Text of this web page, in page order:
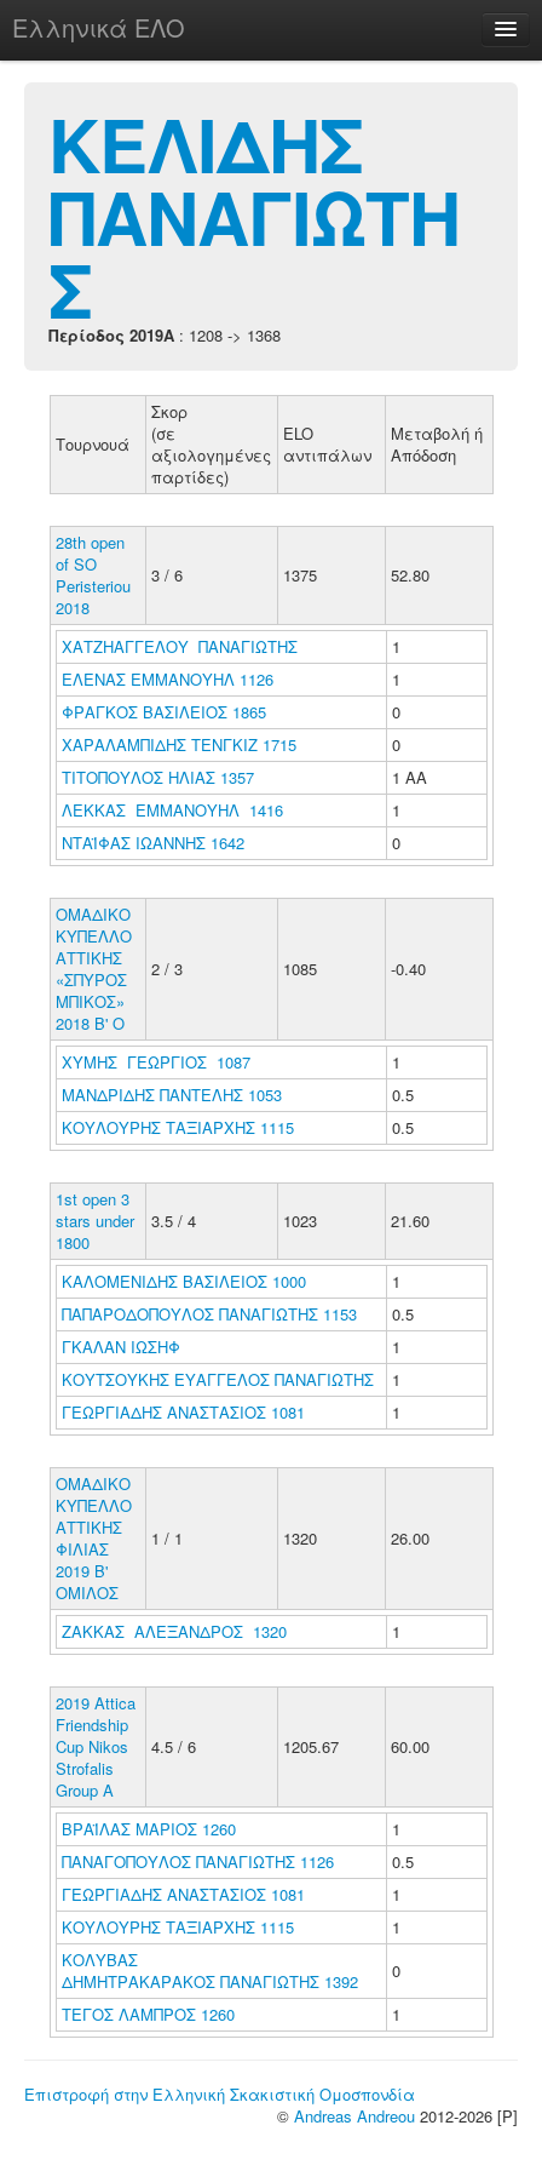
Ελληνικά ΕΛΟ
chesstu.be @ discord
Login
ΚΕΛΙΔΗΣ
ΠΑΝΑΓΙΩΤΗ
Σ
Περίοδος 2019A : 1208 -> 1368
Τουρνουά
Σκορ
(σε
αξιολογημένες
παρτίδες)
ELO
αντιπάλων
Μεταβολή ή
Απόδοση
28th open
of SO
Peristeriou
2018
3 / 6 1375 52.80
ΧΑΤΖΗΑΓΓΕΛΟΥ ΠΑΝΑΓΙΩΤΗΣ
1
ΕΛΕΝΑΣ ΕΜΜΑΝΟΥΗΛ 1126
1
ΦΡΑΓΚΟΣ ΒΑΣΙΛΕΙΟΣ 1865
0
ΧΑΡΑΛΑΜΠΙΔΗΣ ΤΕΝΓΚΙΖ 1715
0
ΤΙΤΟΠΟΥΛΟΣ ΗΛΙΑΣ 1357
1 ΑΑ
ΛΕΚΚΑΣ ΕΜΜΑΝΟΥΗΛ 1416
1
ΝΤΑΪΦΑΣ ΙΩΑΝΝΗΣ 1642
0
ΟΜΑΔΙΚΟ
ΚΥΠΕΛΛΟ
ΑΤΤΙΚΗΣ
«ΣΠΥΡΟΣ
ΜΠΙΚΟΣ»
2018 Β' Ο
2 / 3 1085 -0.40
ΧΥΜΗΣ ΓΕΩΡΓΙΟΣ 1087
1
ΜΑΝΔΡΙΔΗΣ ΠΑΝΤΕΛΗΣ 1053
0.5
ΚΟΥΛΟΥΡΗΣ ΤΑΞΙΑΡΧΗΣ 1115
0.5
1st open 3
stars under
1800
3.5 / 4 1023 21.60
ΚΑΛΟΜΕΝΙΔΗΣ ΒΑΣΙΛΕΙΟΣ 1000
1
ΠΑΠΑΡΟΔΟΠΟΥΛΟΣ ΠΑΝΑΓΙΩΤΗΣ 1153
0.5
ΓΚΑΛΑΝ ΙΩΣΗΦ
1
ΚΟΥΤΣΟΥΚΗΣ ΕΥΑΓΓΕΛΟΣ ΠΑΝΑΓΙΩΤΗΣ
1
ΓΕΩΡΓΙΑΔΗΣ ΑΝΑΣΤΑΣΙΟΣ 1081
1
OMAΔΙΚΟ
ΚΥΠΕΛΛΟ
ΑΤΤΙΚΗΣ
ΦΙΛΙΑΣ
2019 Β'
ΟΜΙΛΟΣ
1 / 1 1320 26.00
ΖΑΚΚΑΣ ΑΛΕΞΑΝΔΡΟΣ 1320 1
2019 Attica
Friendship
Cup Nikos
Strofalis
Group A
4.5 / 6 1205.67 60.00
ΒΡΑΪΛΑΣ ΜΑΡΙΟΣ 1260
1
ΠΑΝΑΓΟΠΟΥΛΟΣ ΠΑΝΑΓΙΩΤΗΣ 1126
0.5
ΓΕΩΡΓΙΑΔΗΣ ΑΝΑΣΤΑΣΙΟΣ 1081
1
ΚΟΥΛΟΥΡΗΣ ΤΑΞΙΑΡΧΗΣ 1115
1
ΚΟΛΥΒΑΣ
ΔΗΜΗΤΡΑΚΑΡΑΚΟΣ ΠΑΝΑΓΙΩΤΗΣ 1392
0
ΤΕΓΟΣ ΛΑΜΠΡΟΣ 1260
1
Επιστροφή στην Ελληνική Σκακιστική Ομοσπονδία
© Andreas Andreou 2012-2026 [P]